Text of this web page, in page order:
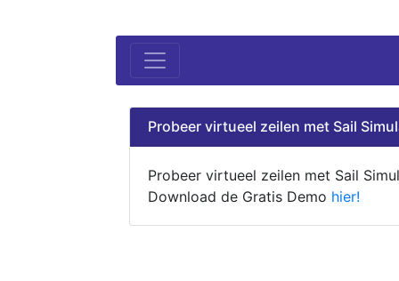
Probeer virtueel zeilen met Sail
Probeer virtueel zeilen met Sail
Download de Gratis Demo hier!